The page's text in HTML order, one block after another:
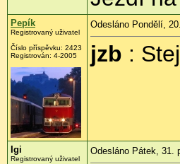
Pepík
Registrovaný uživatel
Číslo příspěvku: 2423
Registrován: 4-2005
Odesláno Pondělí,
jzb :
Igi
Registrovaný uživatel
Odesláno Pátek, 31.